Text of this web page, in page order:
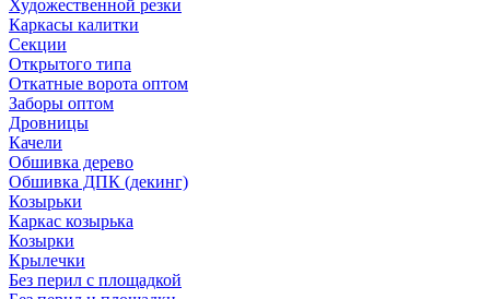
Художественной резки
Каркасы калитки
Секции
Открытого типа
Откатные ворота оптом
Заборы оптом
Дровницы
Качели
Обшивка дерево
Обшивка ДПК (декинг)
Козырьки
Каркас козырька
Козырки
Крылечки
Без перил с площадкой